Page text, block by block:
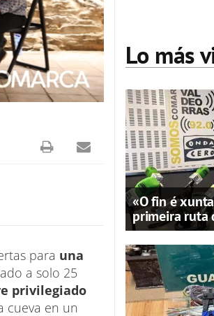
para una
a solo 25
privilegiado
cueva en un
Lo más
«O fin é
primeira ruta